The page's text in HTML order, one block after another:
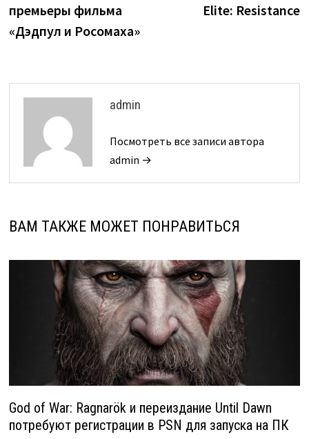
премьеры фильма
«Дэдпул и Росомаха»
Elite: Resistance
admin
Посмотреть все записи автора
admin →
ВАМ ТАКЖЕ МОЖЕТ ПОНРАВИТЬСЯ
God of War: Ragnarök и переиздание Until Dawn
потребуют регистрации в PSN для запуска на ПК